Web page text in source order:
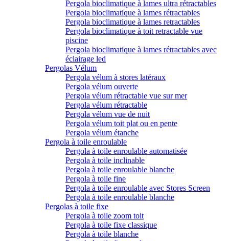
Pergola bioclimatique à lames ultra rétractables
Pergola bioclimatique à lames rétractables
Pergola bioclimatique à lames retractables
Pergola bioclimatique à toit retractable vue
piscine
Pergola bioclimatique à lames rétractables avec
éclairage led
Pergolas Vélum
Pergola vélum à stores latéraux
Pergola vélum ouverte
Pergola vélum rétractable vue sur mer
Pergola vélum rétractable
Pergola vélum vue de nuit
Pergola vélum toit plat ou en pente
Pergola vélum étanche
Pergola à toile enroulable
Pergola à toile enroulable automatisée
Pergola à toile inclinable
Pergola à toile enroulable blanche
Pergola à toile fine
Pergola à toile enroulable avec Stores Screen
Pergola à toile enroulable blanche
Pergolas à toile fixe
Pergola à toile zoom toit
Pergola à toile fixe classique
Pergola à toile blanche